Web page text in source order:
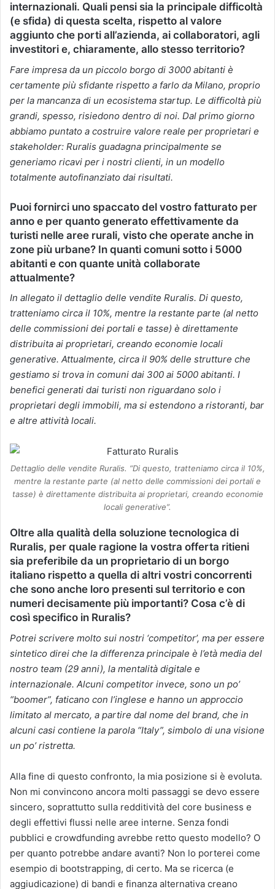
internazionali. Quali pensi sia la principale difficoltà
(e sfida) di questa scelta, rispetto al valore
aggiunto che porti all’azienda, ai collaboratori, agli
investitori e, chiaramente, allo stesso territorio?
Fare impresa da un piccolo borgo di 3000 abitanti è
certamente più sfidante rispetto a farlo da Milano, proprio
per la mancanza di un ecosistema startup. Le difficoltà più
grandi, spesso, risiedono dentro di noi. Dal primo giorno
abbiamo puntato a costruire valore reale per proprietari e
stakeholder: Ruralis guadagna principalmente se
generiamo ricavi per i nostri clienti, in un modello
totalmente autofinanziato dai risultati.
Puoi fornirci uno spaccato del vostro fatturato per
anno e per quanto generato effettivamente da
turisti nelle aree rurali, visto che operate anche in
zone più urbane? In quanti comuni sotto i 5000
abitanti e con quante unità collaborate
attualmente?
In allegato il dettaglio delle vendite Ruralis. Di questo,
tratteniamo circa il 10%, mentre la restante parte (al netto
delle commissioni dei portali e tasse) è direttamente
distribuita ai proprietari, creando economie locali
generative. Attualmente, circa il 90% delle strutture che
gestiamo si trova in comuni dai 300 ai 5000 abitanti. I
benefici generati dai turisti non riguardano solo i
proprietari degli immobili, ma si estendono a ristoranti, bar
e altre attività locali.
Dettaglio delle vendite Ruralis. “Di questo, tratteniamo circa il 10%,
mentre la restante parte (al netto delle commissioni dei portali e
tasse) è direttamente distribuita ai proprietari, creando economie
locali generative”.
Oltre alla qualità della soluzione tecnologica di
Ruralis, per quale ragione la vostra offerta ritieni
sia preferibile da un proprietario di un borgo
italiano rispetto a quella di altri vostri concorrenti
che sono anche loro presenti sul territorio e con
numeri decisamente più importanti? Cosa c’è di
così specifico in Ruralis?
Potrei scrivere molto sui nostri ‘competitor’, ma per essere
sintetico direi che la differenza principale è l’età media del
nostro team (29 anni), la mentalità digitale e
internazionale. Alcuni competitor invece, sono un po’
“boomer”, faticano con l’inglese e hanno un approccio
limitato al mercato, a partire dal nome del brand, che in
alcuni casi contiene la parola “Italy”, simbolo di una visione
un po’ ristretta.
Alla fine di questo confronto, la mia posizione si è evoluta.
Non mi convincono ancora molti passaggi se devo essere
sincero, soprattutto sulla redditività del core business e
degli effettivi flussi nelle aree interne. Senza fondi
pubblici e crowdfunding avrebbe retto questo modello? O
per quanto potrebbe andare avanti? Non lo porterei come
esempio di bootstrapping, di certo. Ma se ricerca (e
aggiudicazione) di bandi e finanza alternativa creano